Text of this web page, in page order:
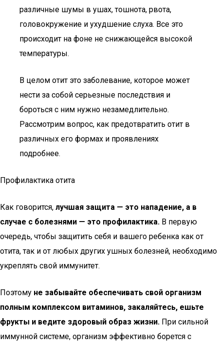
различные шумы в ушах, тошнота, рвота,
головокружение и ухудшение слуха. Все это
происходит на фоне не снижающейся высокой
температуры.
В целом отит это заболевание, которое может
нести за собой серьезные последствия и
бороться с ним нужно незамедлительно.
Рассмотрим вопрос, как предотвратить отит в
различных его формах и проявлениях
подробнее.
Профилактика отита
Как говорится, лучшая защита — это нападение, а в
случае с болезнями — это профилактика. В первую
очередь, чтобы защитить себя и вашего ребенка как от
отита, так и от любых других ушных болезней, необходимо
укреплять свой иммунитет.
Поэтому не забывайте обеспечивать свой организм
полным комплексом витаминов, закаляйтесь, ешьте
фрукты и ведите здоровый образ жизни. При сильной
иммунной системе, организм эффективно борется с